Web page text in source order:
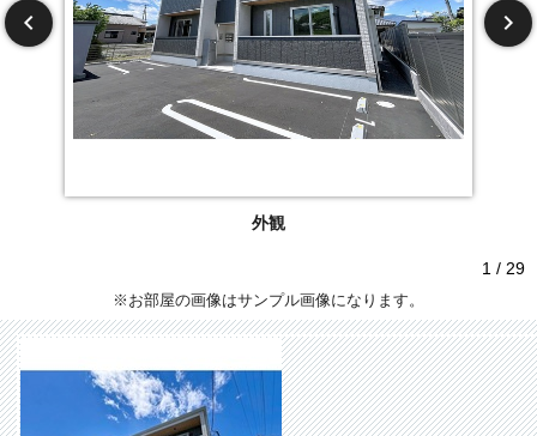
外観
1 / 29
※お部屋の画像はサンプル画像になります。